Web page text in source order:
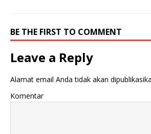
BE THE FIRST TO COMMENT
Leave a Reply
Alamat email Anda tidak akan
Komentar